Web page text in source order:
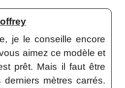
je le conseille encore
aimez ce modèle et
prêt. Mais il faut être
mètres carrés.